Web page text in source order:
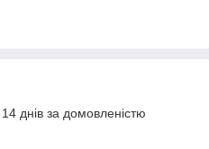
днів за домовленістю